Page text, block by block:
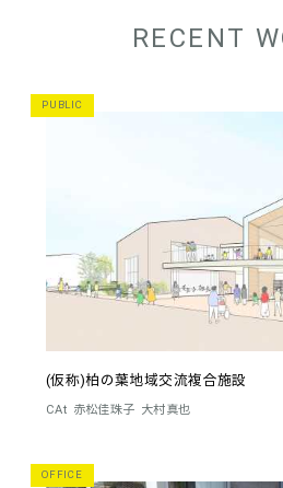
RECENT
PUBLIC
(仮称)柏の葉地域交流複合施設
CAt 赤松佳珠子 大村真也
OFFICE